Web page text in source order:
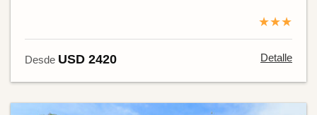
★★★
Desde USD 2420 Detalle